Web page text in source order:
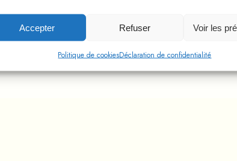
Accepter Refuser Voir les
Politique de cookiesDéclaration de confidentialité